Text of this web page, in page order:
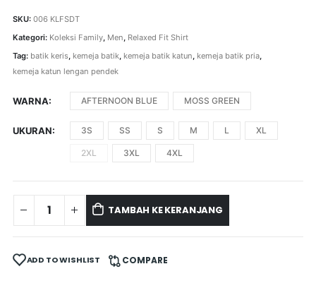
SKU: 006 KLFSDT
Kategori: Koleksi Family, Men, Relaxed Fit Shirt
Tag: batik keris, kemeja batik, kemeja batik katun kemeja batik pria,
kemeja katun lengan pendek
WARNA AFTERNOON BLUE MOSS GREEN
UKURAN 3S SS S M L XL
2XL 3XL 4XL
TAMBAH KE KERANJANG
ADD TO WISHLIST COMPARE